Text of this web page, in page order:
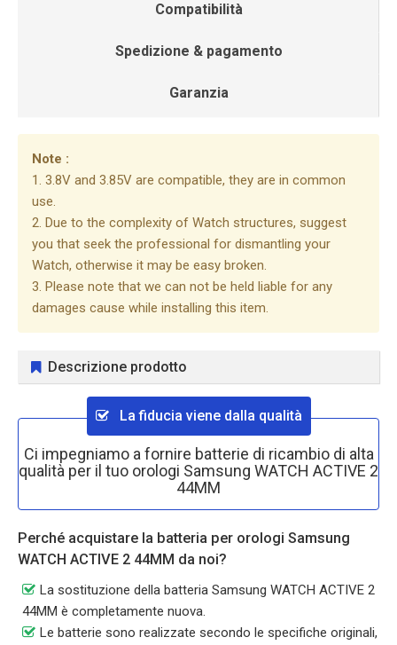
Compatibilità
Spedizione & pagamento
Garanzia
Note :
1. 3.8V and 3.85V are compatible, they are in common
use.
2. Due to the complexity of Watch structures, suggest
you that seek the professional for dismantling your
Watch, otherwise it may be easy broken.
3. Please note that we can not be held liable for any
damages cause while installing this item.
Descrizione prodotto
La fiducia viene dalla qualità
Ci impegniamo a fornire batterie di ricambio di alta
qualità per il tuo orologi Samsung WATCH ACTIVE 2
44MM
Perché acquistare la batteria per orologi Samsung
WATCH ACTIVE 2 44MM da noi?
La sostituzione della batteria Samsung WATCH ACTIVE 2
44MM è completamente nuova.
Le batterie sono realizzate secondo le specifiche originali,